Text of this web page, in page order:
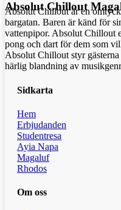
Absolut Chillout
Absolut Chillout är en
bargatan. Baren är känd för
vattenpipor. Absolut Chillout
pong och dart för dem som
Absolut Chillout styr
härlig blandning av
Sidkarta
Hem
Erbjudanden
Studentresa
Ayia Napa
Magaluf
Rhodos
Om oss